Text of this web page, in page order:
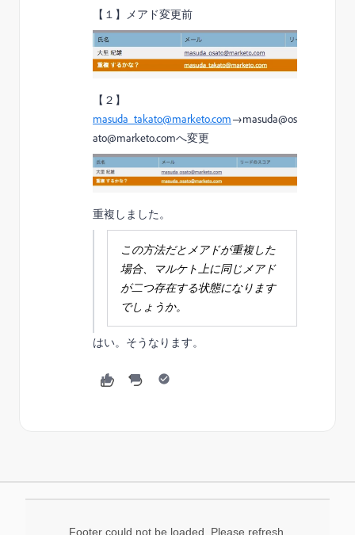
【１】メアド変更前
【２】
masuda_takato@marketo.com→masuda@os
ato@marketo.comへ変更
重複しました。
この方法だとメアドが重複した
場合、マルケト上に同じメアド
が二つ存在する状態になります
でしょうか。
はい。そうなります。
Footer could not be loaded. Please refresh.